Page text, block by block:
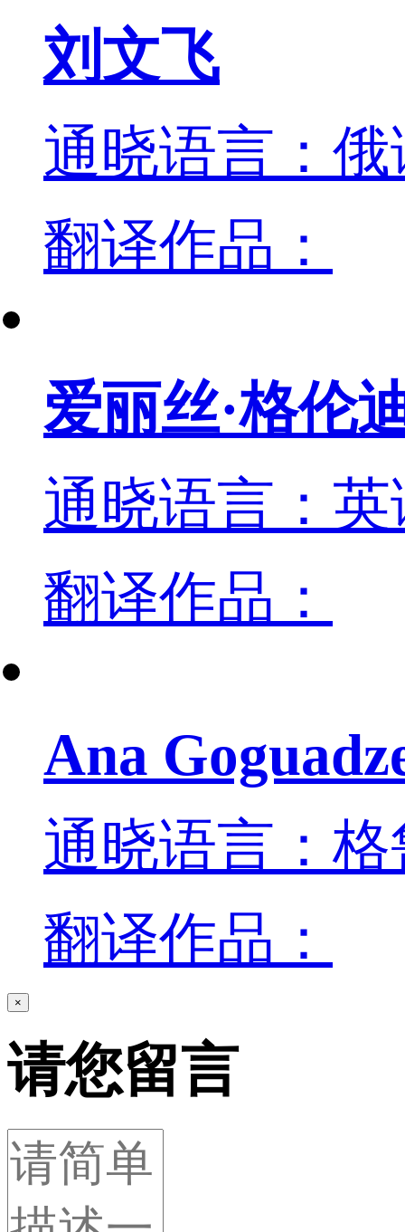
刘文飞
通晓语言：俄
翻译作品：
爱丽丝·格伦
通晓语言：英
翻译作品：
Ana
通晓语言：
翻译作品：
×
请您留言